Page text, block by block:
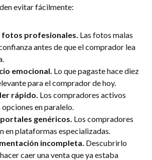
evitar fácilmente:
fotos profesionales. Las fotos malas
antes de que el comprador lea
emocional. Lo que pagaste hace diez
para el comprador de hoy.
rápido. Los compradores activos
en paralelo.
genéricos. Los compradores
en plataformas especializadas.
incompleta. Descubrirlo
caer una venta que ya estaba